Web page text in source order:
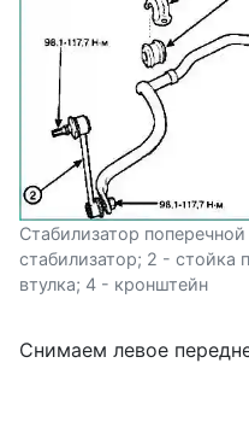
Стабилизатор
стабилизатор; 2 - стойка
втулка; 4 - кронштейн
Снимаем левое